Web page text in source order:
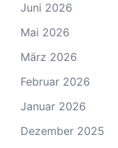
Juni 2026
Mai 2026
März 2026
Februar 2026
Januar 2026
Dezember 2025